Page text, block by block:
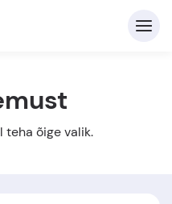
õige valik.